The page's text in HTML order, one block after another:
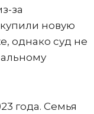
за
новую
однако суд не
года. Семья